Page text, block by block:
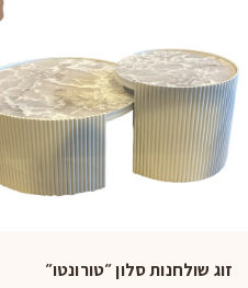
זוג שולחנות סלון ״טורונטו״